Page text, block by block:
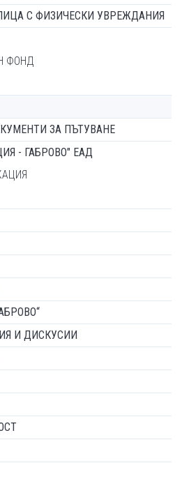
С ФИЗИЧЕСКИ УВРЕЖДАНИЯ
ФОНД
ЗА ПЪТУВАНЕ
- ГАБРОВО" ЕАД
И ДИСКУСИИ